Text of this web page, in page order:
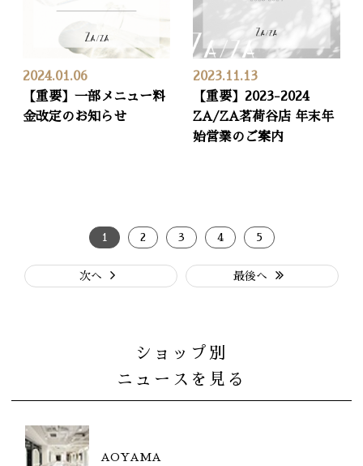
2024.01.06
【重要】一部メニュー料
金改定のお知らせ
2023.11.13
【重要】2023-2024
ZA/ZA茗荷谷店 年末年
始営業のご案内
1 2 3 4 5
次へ 最後へ
ショップ別
ニュースを見る
AOYAMA